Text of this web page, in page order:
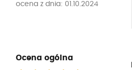
ocena z dnia: 01.10.2024
Ocena ogólna